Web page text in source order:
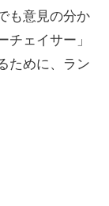
も意見の分か
ェイサー」
ために、ラン